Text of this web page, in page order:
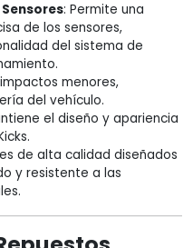
: Permite una
de los sensores,
del sistema de
menores,
del vehículo.
el diseño y apariencia
de alta calidad diseñados
y resistente a las